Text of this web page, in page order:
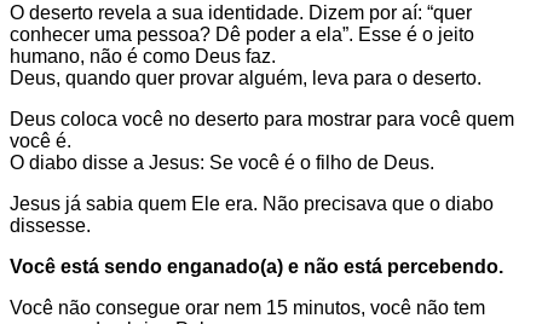
O deserto revela a sua identidade. Dizem por aí: “quer
conhecer uma pessoa? Dê poder a ela”. Esse é o jeito
humano, não é como Deus faz.
Deus, quando quer provar alguém, leva para o deserto.
Deus coloca você no deserto para mostrar para você quem
você é.
O diabo disse a Jesus: Se você é o filho de Deus.
Jesus já sabia quem Ele era. Não precisava que o diabo
dissesse.
Você está sendo enganado(a) e não está percebendo.
Você não consegue orar nem 15 minutos, você não tem